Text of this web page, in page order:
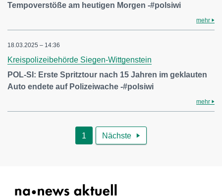
Tempoverstöße am heutigen Morgen -#polsiwi
mehr
18.03.2025 – 14:36
Kreispolizeibehörde Siegen-Wittgenstein
POL-SI: Erste Spritztour nach 15 Jahren im geklauten
Auto endete auf Polizeiwache -#polsiwi
mehr
1 Nächste 